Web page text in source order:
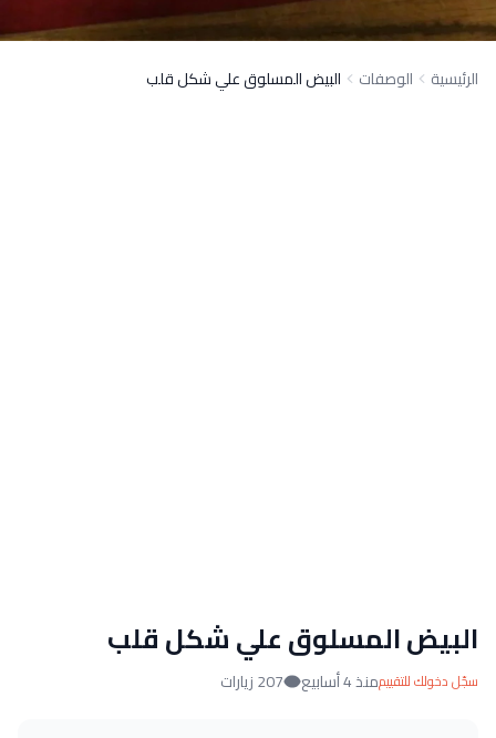
الرئيسية الوصفات البيض المسلوق علي شكل قلب
البيض المسلوق علي شكل قلب
سجّل دخولك للتقييممنذ 4 أسابيع 207 زيارات